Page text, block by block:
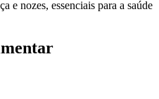
e nozes, essenciais para a saúde